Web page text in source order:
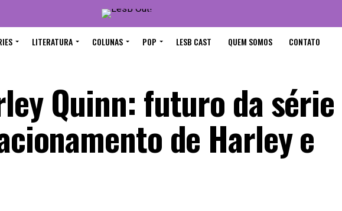
LITERATURA COLUNAS POP LESB CAST QUEM SOMOS CONTATO
Quinn: futuro da série
de Harley e